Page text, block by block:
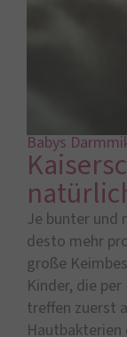
Babys
Je bunter und
desto mehr
große
Kinder, die
treffen zuerst
Hautbakterien